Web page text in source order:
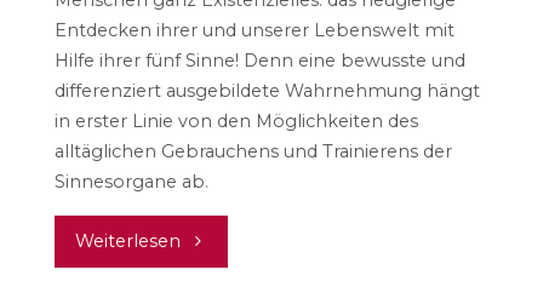
Entdecken ihrer und unserer Lebenswelt mit
Hilfe ihrer fünf Sinne! Denn eine bewusste und
differenziert ausgebildete Wahrnehmung hängt
in erster Linie von den Möglichkeiten des
alltäglichen Gebrauchens und Trainierens der
Sinnesorgane ab.
Weiterlesen "Medienerziehung